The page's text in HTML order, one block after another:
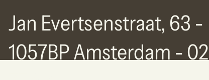
Jan Evertsenstraat, 63 -
1057BP Amsterdam -